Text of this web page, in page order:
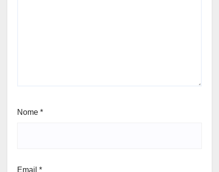
Nome *
Email *